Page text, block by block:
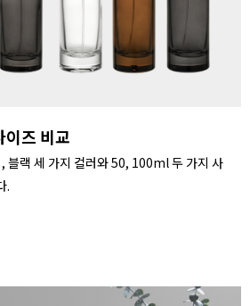
즈 비교
블랙 세 가지 컬러와 50, 100ml 두 가지 사
.